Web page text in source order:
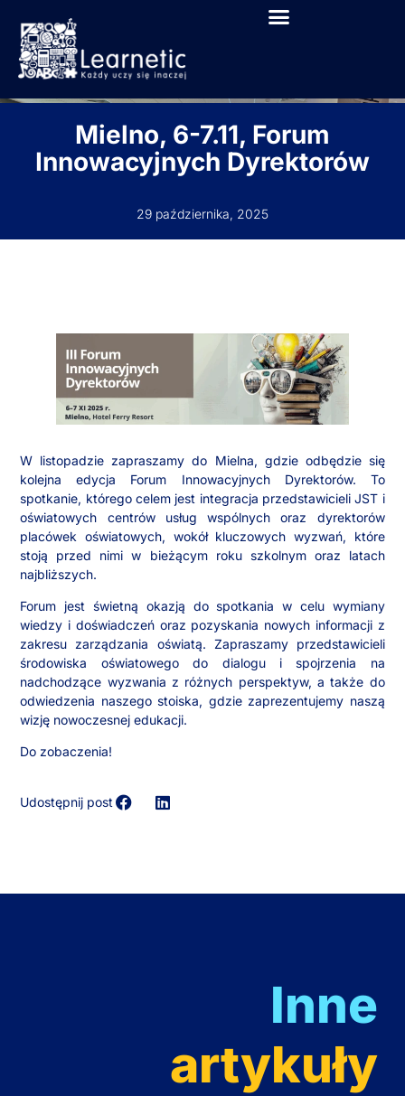
Mielno, 6-7.11, Forum
Innowacyjnych Dyrektorów
29 października, 2025
W listopadzie zapraszamy do Mielna, gdzie odbędzie się
kolejna edycja Forum Innowacyjnych Dyrektorów. To
spotkanie, którego celem jest integracja przedstawicieli JST i
oświatowych centrów usług wspólnych oraz dyrektorów
placówek oświatowych, wokół kluczowych wyzwań, które
stoją przed nimi w bieżącym roku szkolnym oraz latach
najbliższych.
Forum jest świetną okazją do spotkania w celu wymiany
wiedzy i doświadczeń oraz pozyskania nowych informacji z
zakresu zarządzania oświatą. Zapraszamy przedstawicieli
środowiska oświatowego do dialogu i spojrzenia na
nadchodzące wyzwania z różnych perspektyw, a także do
odwiedzenia naszego stoiska, gdzie zaprezentujemy naszą
wizję nowoczesnej edukacji.
Do zobaczenia!
Udostępnij post
Inne
artykuły